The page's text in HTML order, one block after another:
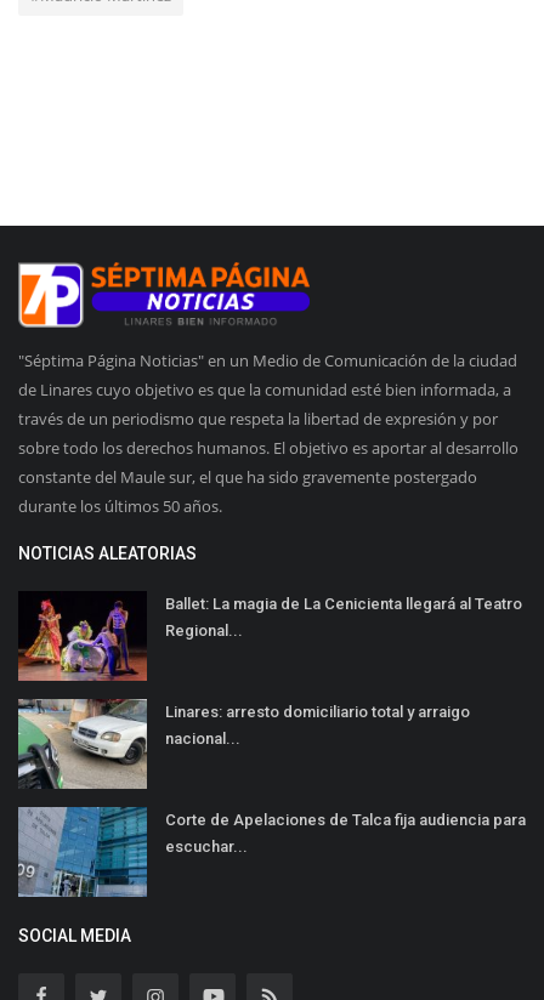
"Séptima Página Noticias" en un Medio de Comunicación de la ciudad
de Linares cuyo objetivo es que la comunidad esté bien informada, a
través de un periodismo que respeta la libertad de expresión y por
sobre todo los derechos humanos. El objetivo es aportar al desarrollo
constante del Maule sur, el que ha sido gravemente postergado
durante los últimos 50 años.
NOTICIAS ALEATORIAS
Ballet: La magia de La Cenicienta llegará al Teatro
Regional...
Linares: arresto domiciliario total y arraigo
nacional...
Corte de Apelaciones de Talca fija audiencia para
escuchar...
SOCIAL MEDIA